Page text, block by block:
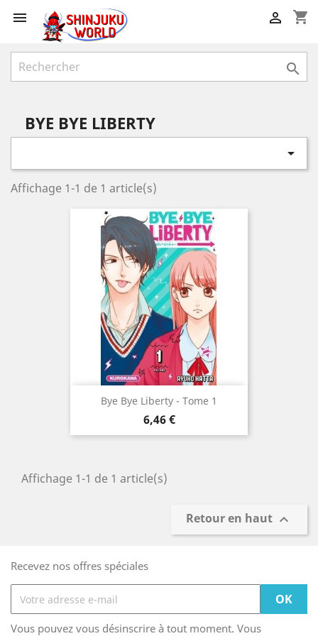
 shopping_cart


BYE BYE LIBERTY

Affichage 1-1 de 1 article(s)
Bye Bye Liberty - Tome 1
Prix
6,46 €
Affichage 1-1 de 1 article(s)
Retour en haut 
Recevez nos offres spéciales
Vous pouvez vous désinscrire à tout moment. Vous